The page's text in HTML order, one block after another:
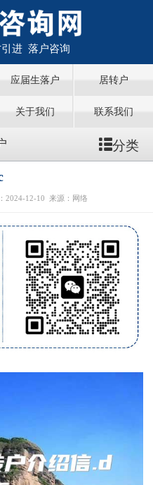
进 落户咨询
应届生落户 居转户
关于我们 联系我们
分类
2024-12-10 来源：网络